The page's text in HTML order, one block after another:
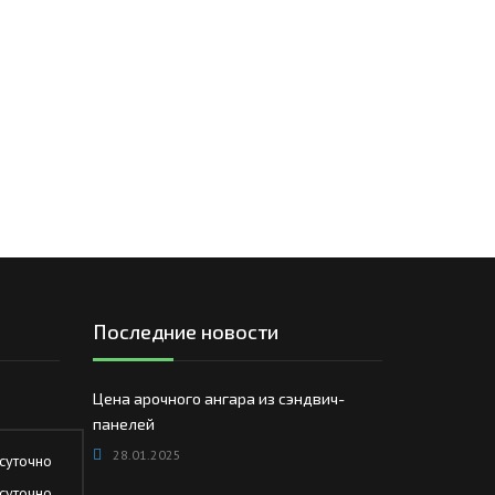
Последние новости
Цена арочного ангара из сэндвич-
панелей
28.01.2025